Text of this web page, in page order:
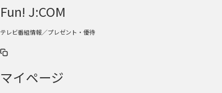
Fun! J:COM
テレビ番組情報／プレゼント・優待
マイページ